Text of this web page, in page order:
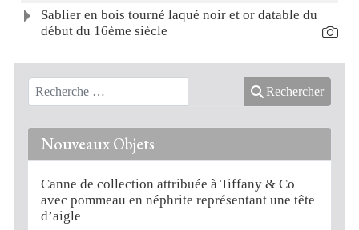
Sablier en bois tourné laqué noir et or datable du
début du 16ème siècle
Rechercher
Nouveaux Objets
Canne de collection attribuée à Tiffany & Co
avec pommeau en néphrite représentant une tête
d’aigle